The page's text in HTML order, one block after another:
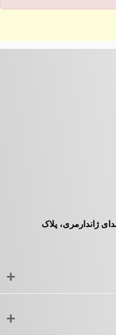
ژاندارمری، پلاک
+
+